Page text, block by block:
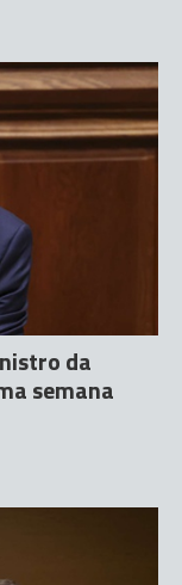
da
semana